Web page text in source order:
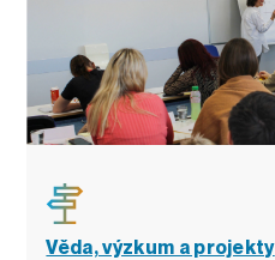
Věda, výzkum a projekty